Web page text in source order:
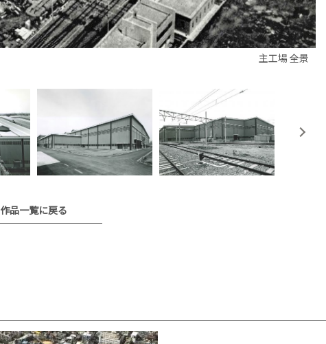
主工場 全景
作品一覧に戻る